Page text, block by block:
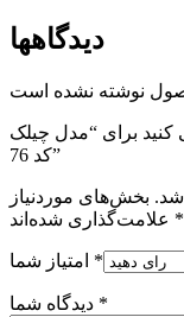
دیدگاهها
کنید برای “مدل چیلک
کد 76”
شد. بخش‌های موردنیاز
*
*
*